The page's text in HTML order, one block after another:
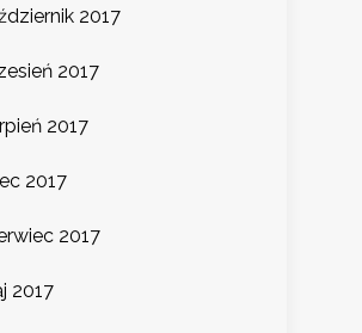
2017
2017
2017
2017
2017
2017